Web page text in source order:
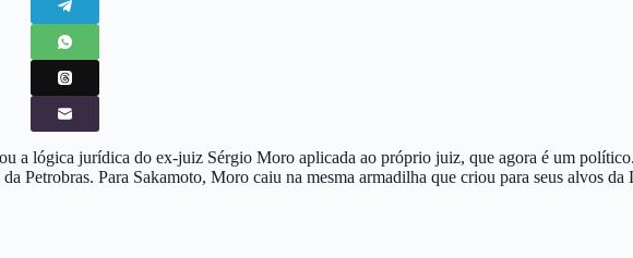
a lógica jurídica do ex-juiz Sérgio Moro aplicada ao próprio juiz, que agora é um
Petrobras. Para Sakamoto, Moro caiu na mesma armadilha que criou para seus alvos da